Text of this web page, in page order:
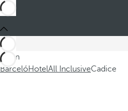
Sei in
BarcelóHotelAll InclusiveCadice